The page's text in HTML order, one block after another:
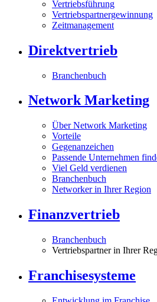
Vertriebsführung
Vertriebspartnergewinnung
Zeitmanagement
Direktvertrieb
Branchenbuch
Network Marketing
Über Network Marketing
Vorteile
Gegenanzeichen
Passende Unternehmen
Viel Geld verdienen
Branchenbuch
Networker in Ihrer Region
Finanzvertrieb
Branchenbuch
Vertriebspartner in Ihrer
Franchisesysteme